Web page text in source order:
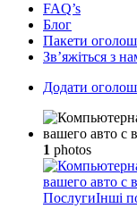
FAQ’s
Блог
Пакети
Зв’яжіться з
Додати
1 photos
ПослугиІнші